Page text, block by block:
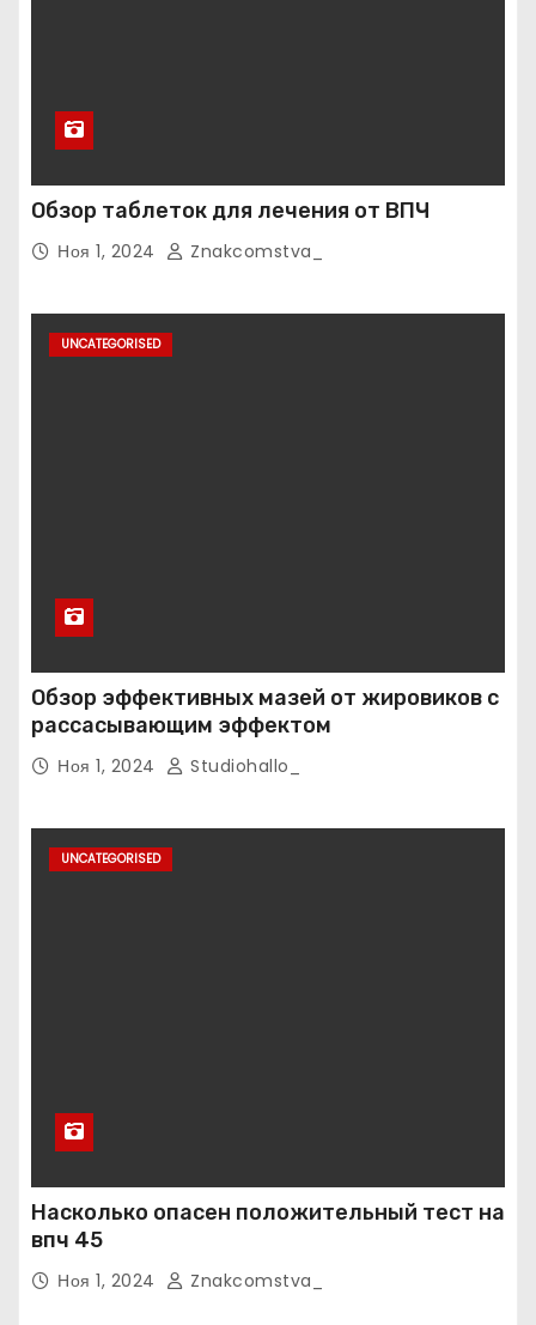
Обзор таблеток для лечения от ВПЧ
Ноя 1, 2024 Znakcomstva_
UNCATEGORISED
Обзор эффективных мазей от жировиков с
рассасывающим эффектом
Ноя 1, 2024 Studiohallo_
UNCATEGORISED
Насколько опасен положительный тест на
впч 45
Ноя 1, 2024 Znakcomstva_